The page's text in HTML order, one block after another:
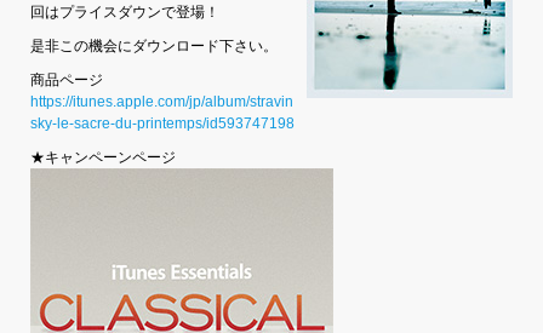
回はプライスダウンで登場！
是非この機会にダウンロード下さい。
商品ページ
https://itunes.apple.com/jp/album/stravin
sky-le-sacre-du-printemps/id593747198
★キャンペーンページ